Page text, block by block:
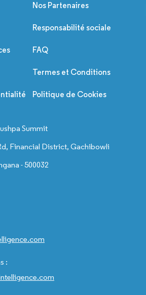
Nos Partenaires
Responsabilité sociale
FAQ
Termes et Conditions
Politique de Cookies
Summit
Financial District, Gachibowli
- 500032
: